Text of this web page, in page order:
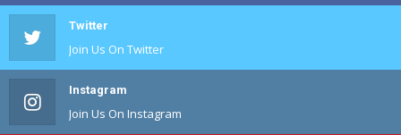
Twitter
Join Us On Twitter
Instagram
Join Us On Instagram